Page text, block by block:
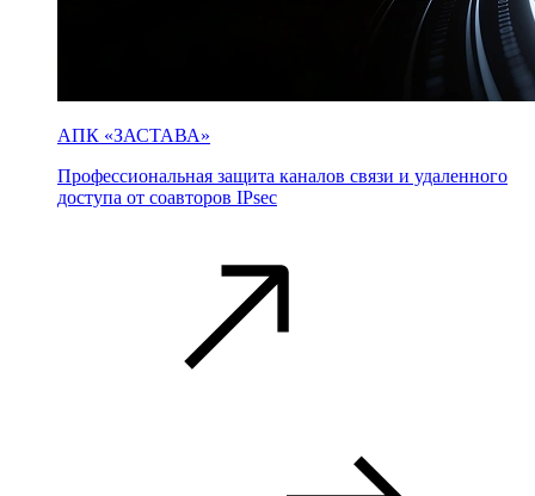
АПК «ЗАСТАВА»
Профессиональная защита каналов связи и удаленного
доступа от соавторов IPsec